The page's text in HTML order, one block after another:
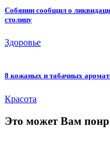
Собянин сообщил о
столицу
Здоровье
8 кожаных и табачных
Красота
Это может Вам